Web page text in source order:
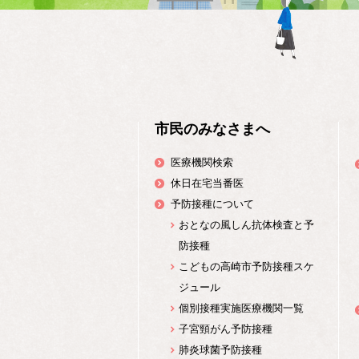
市民のみなさまへ
医療機関検索
休日在宅当番医
予防接種について
おとなの風しん抗体検査と予
防接種
こどもの高崎市予防接種スケ
ジュール
個別接種実施医療機関一覧
子宮頸がん予防接種
肺炎球菌予防接種